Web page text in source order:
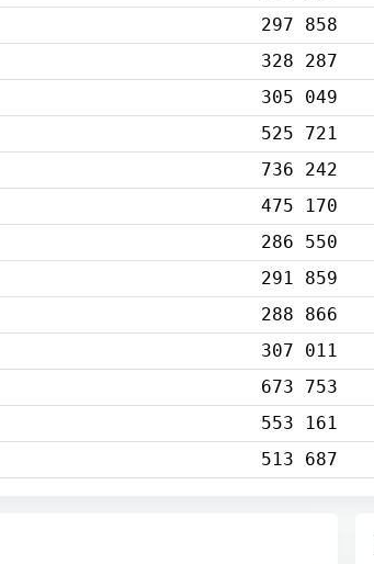
297 858
328 287
305 049
525 721
736 242
475 170
286 550
291 859
288 866
307 011
673 753
553 161
513 687